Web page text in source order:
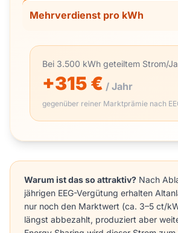
Mehrverdienst pro kWh
Bei 3.500 kWh geteiltem Strom/
+315 € / Jahr
gegenüber reiner Marktprämie nach
Warum ist das so attraktiv? Nach
jährigen EEG-Vergütung erhalten
nur noch den Marktwert (ca. 3–5 ct/
längst abbezahlt, produziert aber